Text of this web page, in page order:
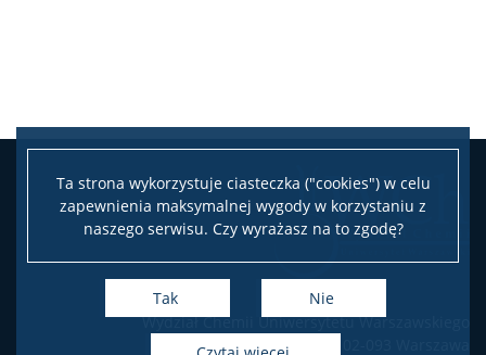
Ta strona wykorzystuje ciasteczka ("cookies") w celu
zapewnienia maksymalnej wygody w korzystaniu z
naszego serwisu. Czy wyrażasz na to zgodę?
Tak Nie
Wydział Chemii Uniwersytetu Warszawskiego
ul. Pasteura 1, 02-093 Warszawa